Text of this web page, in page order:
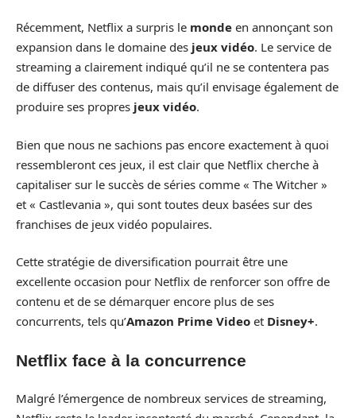
Récemment, Netflix a surpris le monde en annonçant son
expansion dans le domaine des jeux vidéo. Le service de
streaming a clairement indiqué qu’il ne se contentera pas
de diffuser des contenus, mais qu’il envisage également de
produire ses propres jeux vidéo.
Bien que nous ne sachions pas encore exactement à quoi
ressembleront ces jeux, il est clair que Netflix cherche à
capitaliser sur le succès de séries comme « The Witcher »
et « Castlevania », qui sont toutes deux basées sur des
franchises de jeux vidéo populaires.
Cette stratégie de diversification pourrait être une
excellente occasion pour Netflix de renforcer son offre de
contenu et de se démarquer encore plus de ses
concurrents, tels qu’Amazon Prime Video et Disney+.
Netflix face à la concurrence
Malgré l’émergence de nombreux services de streaming,